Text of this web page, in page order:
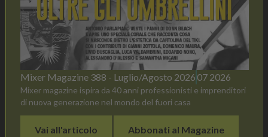
Mixer Magazine 388 - Luglio/Agosto 2026 07 2026
Mixer magazine ispira da 40 anni professionisti e imprenditori
di nuova generazione nel mondo del fuori casa
Vai all'articolo Abbonati al Magazine